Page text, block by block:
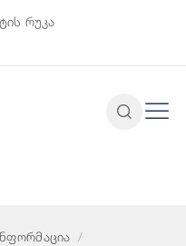
რუკა